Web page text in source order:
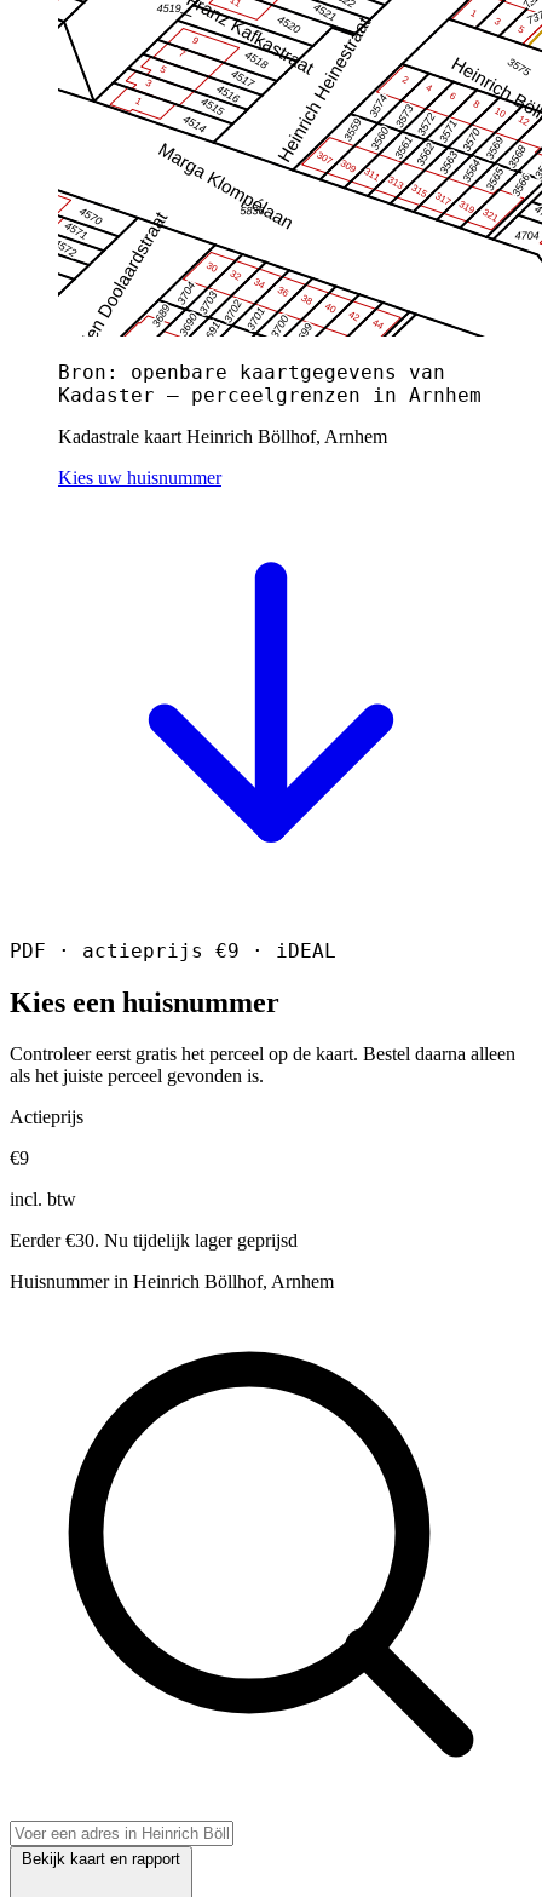
Bron: openbare kaartgegevens van
Kadaster — perceelgrenzen in Arnhem
Kadastrale kaart Heinrich Böllhof, Arnhem
Kies uw huisnummer
PDF · actieprijs €9 · iDEAL
Kies een huisnummer
Controleer eerst gratis het perceel op de kaart. Bestel daarna alleen
als het juiste perceel gevonden is.
Actieprijs
€9
incl. btw
Eerder €30. Nu tijdelijk lager geprijsd
Huisnummer in Heinrich Böllhof, Arnhem
Bekijk kaart en rapport